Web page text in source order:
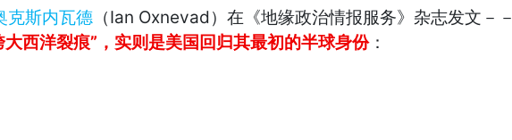
克斯内瓦德（Ian Oxnevad）在《地缘政治情报服务》杂志发文－－
大西洋裂痕” ，实则是美国回归其最初的半球身份：